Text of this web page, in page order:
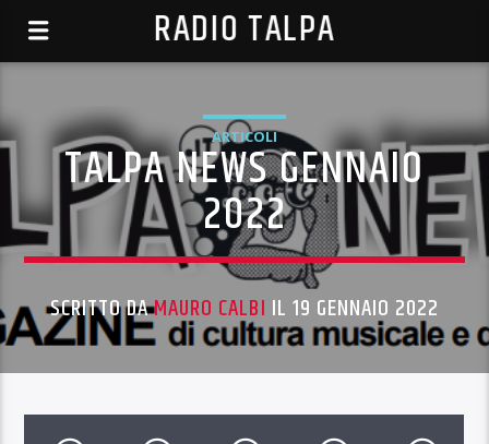
RADIO TALPA
ARTICOLI
TALPA NEWS GENNAIO
2022
SCRITTO DAMAURO CALBI IL 19 GENNAIO 2022